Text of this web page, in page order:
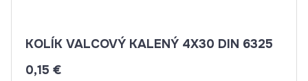
KOLÍK VALCOVÝ KALENÝ 4X30 DIN 6325
0,15 €